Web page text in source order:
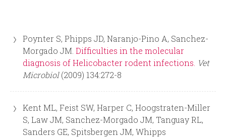
d
ú
Poynter S, Phipps JD, Naranjo-Pino A, Sanchez-
Morgado JM. Difficulties in the molecular
diagnosis of Helicobacter rodent infections. Vet
Microbiol(2009) 134:272-8
Kent ML, Feist SW, Harper C, Hoogstraten-Miller
S, Law JM, Sanchez-Morgado JM, Tanguay RL,
Sanders GE, Spitsbergen JM, Whipps